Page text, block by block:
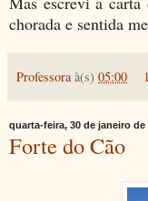
chorada e sentida
Professora à(s) 05:00
quarta-feira, 30 de janeiro de
Forte do Cão